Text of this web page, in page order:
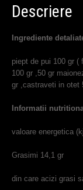
Descriere
Ingrediente
piept de pui 100 gr (
100 gr ,50 gr
gr ,castraveti in otet
Informatii
valoare energetica
Grasimi 14,1 gr
din care acizi grasi